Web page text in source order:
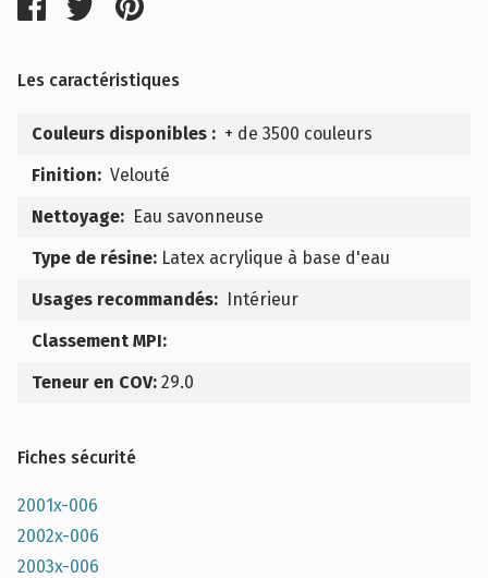
Les caractéristiques
Couleurs disponibles : + de 3500 couleurs
Finition: Velouté
Nettoyage: Eau savonneuse
Type de résine: Latex acrylique à base d'eau
Usages recommandés: Intérieur
Classement MPI:
Teneur en COV: 29.0
Fiches sécurité
2001x-006
2002x-006
2003x-006